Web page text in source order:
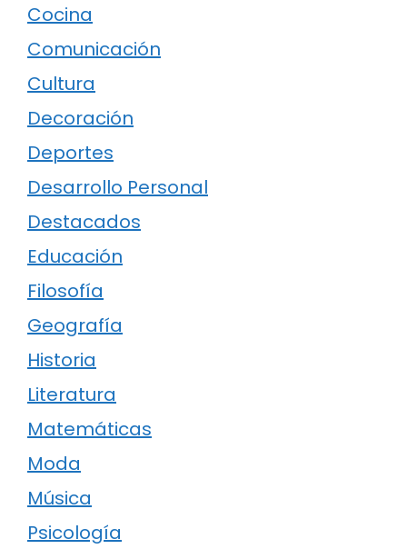
Cocina
Comunicación
Cultura
Decoración
Deportes
Desarrollo Personal
Destacados
Educación
Filosofía
Geografía
Historia
Literatura
Matemáticas
Moda
Música
Psicología